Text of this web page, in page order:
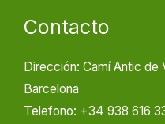
Contacto
Dirección: Camí Antic de
Barcelona
Telefono: +34 938 616